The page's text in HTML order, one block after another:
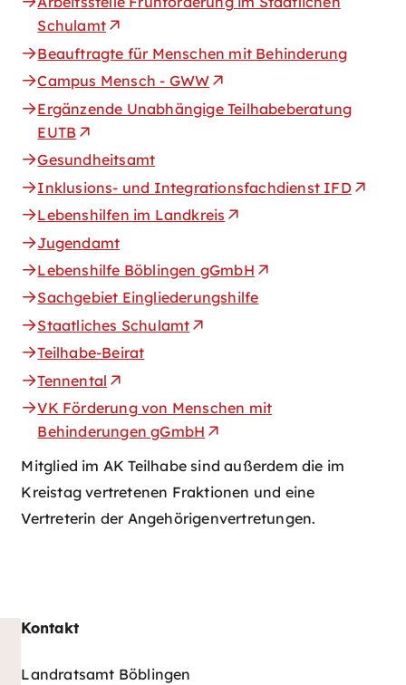
Schulamt
Beauftragte für Menschen mit Behinderung
Campus Mensch - GWW
Ergänzende Unabhängige Teilhabeberatung
EUTB
Gesundheitsamt
Inklusions- und Integrationsfachdienst IFD
Lebenshilfen im Landkreis
Jugendamt
Lebenshilfe Böblingen gGmbH
Sachgebiet Eingliederungshilfe
Staatliches Schulamt
Teilhabe-Beirat
Tennental
VK Förderung von Menschen mit
Behinderungen gGmbH
Mitglied im AK Teilhabe sind außerdem die im
Kreistag vertretenen Fraktionen und eine
Vertreterin der Angehörigenvertretungen.
Kontakt
Landratsamt Böblingen